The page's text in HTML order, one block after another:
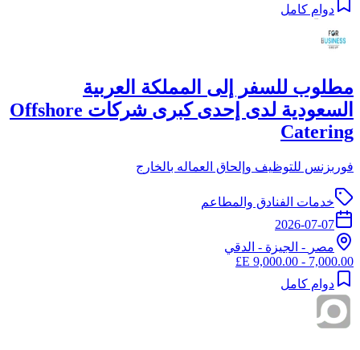
دوام كامل
مطلوب للسفر إلى المملكة العربية
السعودية لدى إحدى كبرى شركات Offshore
Catering
فوربزنس للتوظيف وإلحاق العماله بالخارج
خدمات الفنادق والمطاعم
2026-07-07
مصر - الجيزة - الدقي
7,000.00 - 9,000.00 E£
دوام كامل